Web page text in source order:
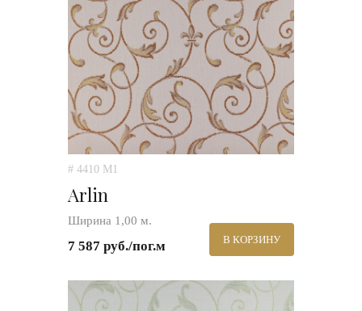
# 4410 M1
Arlin
Ширина 1,00 м.
7 587 руб./пог.м В КОРЗИНУ